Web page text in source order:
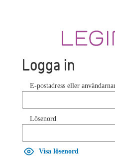
Logga in
E-postadress eller
Lösenord
Visa lösenord